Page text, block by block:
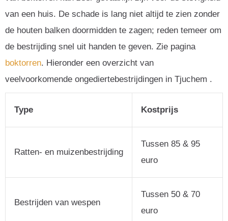
van een huis. De schade is lang niet altijd te zien zonder
de houten balken doormidden te zagen; reden temeer om
de bestrijding snel uit handen te geven. Zie pagina
boktorren. Hieronder een overzicht van
veelvoorkomende ongediertebestrijdingen in Tjuchem .
Type Kostprijs
Ratten- en muizenbestrijding
Tussen 85 & 95
euro
Bestrijden van wespen
Tussen 50 & 70
euro